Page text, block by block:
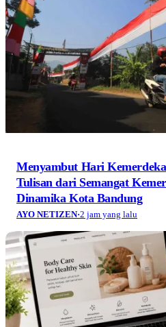
Menyambut Hari
Tulisan dari Semangat
Dinamika Kota Bandung
AYO NETIZEN·2 jam yang lalu